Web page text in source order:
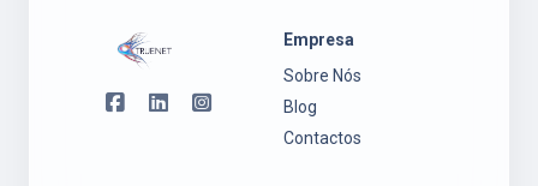
Empresa
Sobre Nós
Blog
Contactos